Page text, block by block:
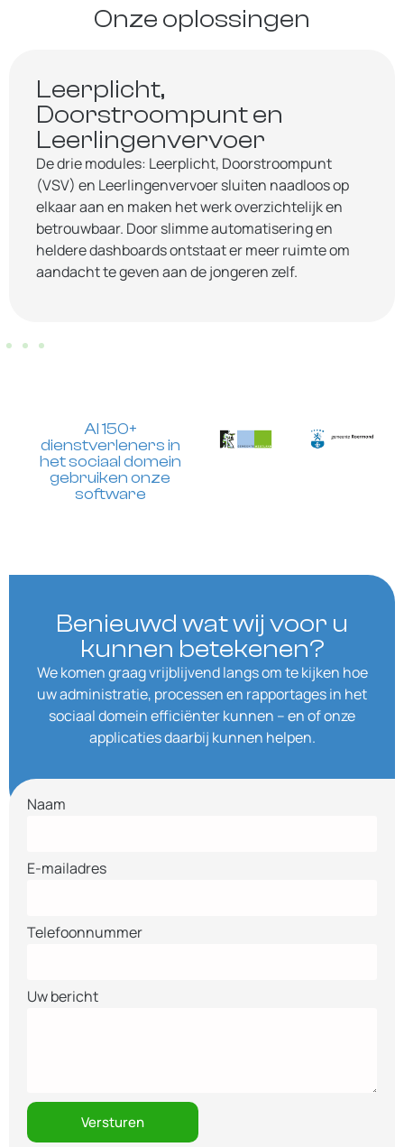
Onze oplossingen
Leerplicht,
Doorstroompunt en
Leerlingenvervoer
De drie modules: Leerplicht, Doorstroompunt
(VSV) en Leerlingenvervoer sluiten naadloos op
elkaar aan en maken het werk overzichtelijk en
betrouwbaar. Door slimme automatisering en
heldere dashboards ontstaat er meer ruimte om
aandacht te geven aan de jongeren zelf.
Al 150+
dienstverleners in
het sociaal domein
gebruiken onze
software
Benieuwd wat wij voor u
kunnen betekenen?
We komen graag vrijblijvend langs om te kijken hoe
uw administratie, processen en rapportages in het
sociaal domein efficiënter kunnen – en of onze
applicaties daarbij kunnen helpen.
Naam
E-mailadres
Telefoonnummer
Uw bericht
Versturen